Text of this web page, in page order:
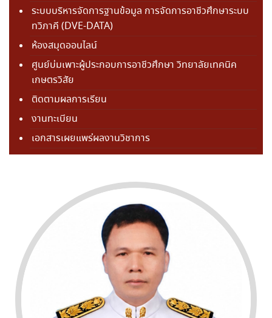
ระบบบริหารจัดการฐานข้อมูล การจัดการอาชีวศึกษาระบบ
ทวิภาคี (DVE-DATA)
ห้องสมุดออนไลน์
ศูนย์บ่มเพาะผู้ประกอบการอาชีวศึกษา วิทยาลัยเทคนิค
เกษตรวิสัย
ติดตามผลการเรียน
งานทะเบียน
เอกสารเผยแพร่ผลงานวิชาการ